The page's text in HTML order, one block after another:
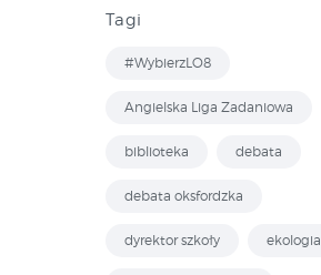
Tagi
#WybierzLO8
Angielska Liga Zadaniowa
biblioteka debata
debata oksfordzka
dyrektor szkoły ekologia